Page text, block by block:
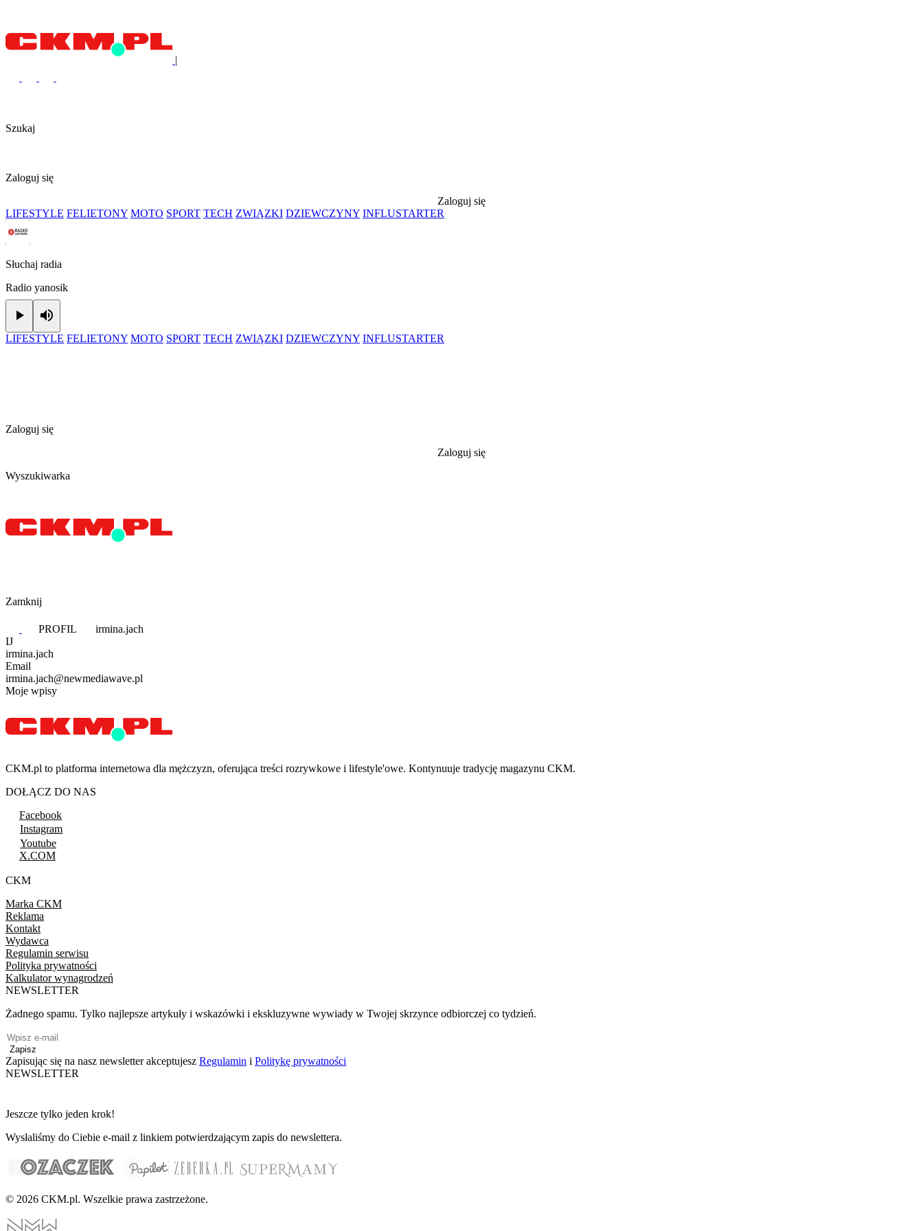
|
Szukaj
Zaloguj się
Zaloguj się
LIFESTYLE FELIETONY MOTO SPORT TECH ZWIĄZKI DZIEWCZYNY INFLUSTARTER
Słuchaj radia
Radio yanosik
Play
LIFESTYLE FELIETONY MOTO SPORT TECH ZWIĄZKI DZIEWCZYNY INFLUSTARTER
Zaloguj się
Zaloguj się
Wyszukiwarka
Zamknij
PROFIL
irmina.jach
IJ
irmina.jach
Email
irmina.jach@newmediawave.pl
Moje wpisy
CKM.pl to platforma internetowa dla mężczyzn, oferująca treści rozrywkowe i lifestyle'owe. Kontynuuje tradycję magazynu CKM.
DOŁĄCZ DO NAS
Facebook
Instagram
Youtube
X.COM
CKM
Marka CKM
Reklama
Kontakt
Wydawca
Regulamin serwisu
Polityka prywatności
Kalkulator wynagrodzeń
NEWSLETTER
Żadnego spamu. Tylko najlepsze artykuły i wskazówki i ekskluzywne wywiady w Twojej skrzynce odbiorczej co tydzień.
Zapisz
Zapisując się na nasz newsletter akceptujesz Regulamin i Politykę prywatności
NEWSLETTER
Jeszcze tylko jeden krok!
Wysłaliśmy do Ciebie e-mail z linkiem potwierdzającym zapis do newslettera.
© 2026 CKM.pl. Wszelkie prawa zastrzeżone.